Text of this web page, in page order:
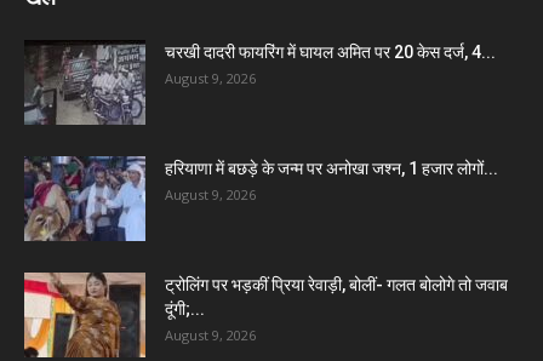
चरखी दादरी फायरिंग में घायल अमित पर 20 केस दर्ज, 4...
August 9, 2026
हरियाणा में बछड़े के जन्म पर अनोखा जश्न, 1 हजार लोगों...
August 9, 2026
ट्रोलिंग पर भड़कीं प्रिया रेवाड़ी, बोलीं- गलत बोलोगे तो जवाब
दूंगी;...
August 9, 2026